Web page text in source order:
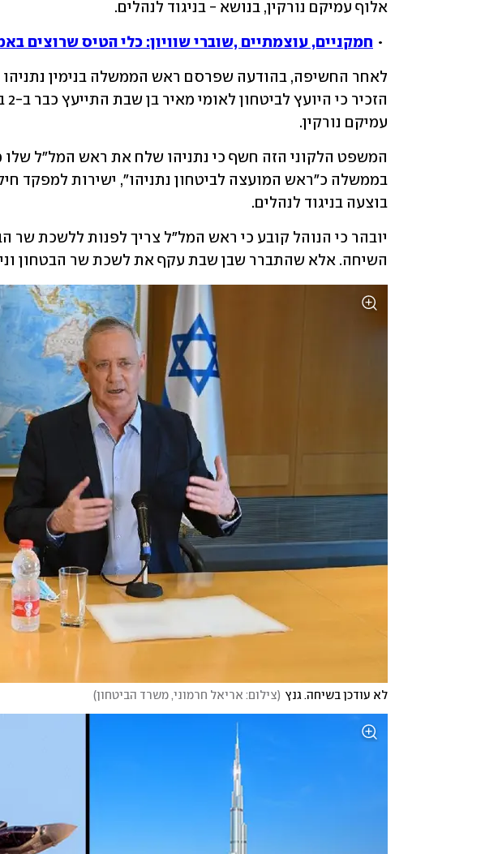
אלוף עמיקם נורקין, בנושא - בניגוד לנהלים.
חמקניים, עוצמתיים ,שוברי שוויון: כלי הטיס שרוצים
עמיקם נורקין.
בוצעה בניגוד לנהלים.
השיחה. אלא שהתברר שבן שבת עקף את לשכת שר הבטחון
לא עודכן בשיחה. גנץ (צילום: אריאל חרמוני, משרד הביטחון)